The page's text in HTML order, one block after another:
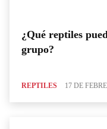
¿Qué reptiles
grupo?
REPTILES 17 DE